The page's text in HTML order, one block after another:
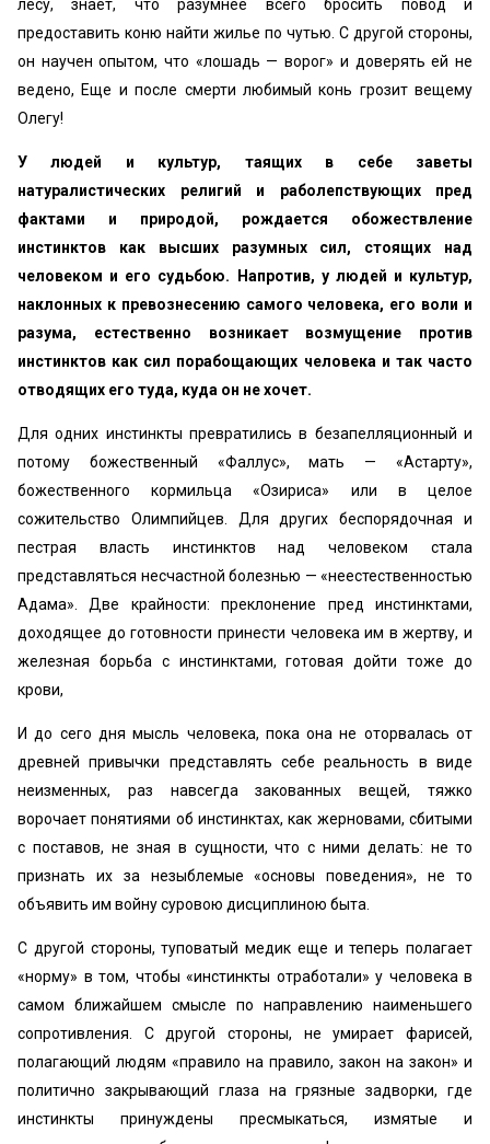
лесу, знает, что разумнее всего бросить повод и
предоставить коню найти жилье по чутью. С другой стороны,
он научен опытом, что «лошадь — ворог» и доверять ей не
ведено, Еще и после смерти любимый конь грозит вещему
Олегу!
У людей и культур, таящих в себе заветы
натуралистических религий и рaбoлeпствующих пред
фактами и природой, рождается обожествление
инстинктов как высших разумных сил, стоящих над
человеком и его судьбою. Напротив, у людей и культур,
наклонных к превознесению самого человека, его воли и
разума, естественно возникает возмущение против
инстинктов как сил порабощающих человека и так часто
отводящих его туда, куда он не хочет.
Для одних инстинкты превратились в безапелляционный и
потому божественный «Фаллус», мать — «Астарту»,
божественного кормильца «Озириса» или в целое
сожительство Олимпийцев. Для других беспорядочная и
пестрая власть инстинктов над человеком стала
представляться несчастной болезнью — «‎неестественностью
Адама». Две крайности: преклонение пред инстинктами,
доходящее до готовности принести человека им в жертву, и
железная борьба с инстинктами, готовая дойти тоже до
крови,
И до сего дня мысль человека, пока она не оторвалась от
древней привычки представлять себе реальность в виде
неизменных, раз навсегда закованных вещей, тяжко
ворочает понятиями об инстинктах, как жерновами, сбитыми
с поставов, не зная в сущности, что с ними делать: не то
признать их за незыблемые «основы поведения», не то
объявить им войну суровою дисциплиною быта.
С другой стороны, туповатый медик еще и теперь полагает
«норму» в том, чтобы «‎инстинкты отработали» у человека в
самом ближайшем смысле по направлению наименьшего
сопротивления. С другой стороны, не умирает фарисей,
полагающий людям «правило на правило, закон на закон» и
политично закрывающий глаза на грязные задворки, где
инстинкты принуждены пресмыкаться, измятые и